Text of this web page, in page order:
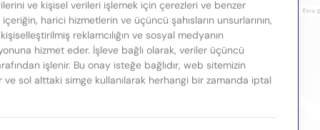
ve kişisel verileri işlemek için çerezleri ve benzer
harici hizmetlerin ve üçüncü şahısların unsurlarının,
reklamcılığın ve sosyal medyanın
hizmet eder. İşleve bağlı olarak, veriler üçüncü
işlenir. Bu onay isteğe bağlıdır, web sitemizin
ve sol alttaki simge kullanılarak herhangi bir zamanda iptal